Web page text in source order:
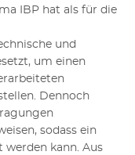
IBP hat als für die
und
um einen
Dennoch
sodass ein
kann. Aus